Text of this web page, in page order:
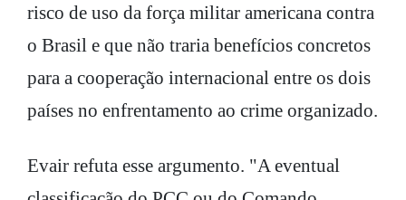
risco de uso da força militar americana contra
o Brasil e que não traria benefícios concretos
para a cooperação internacional entre os dois
países no enfrentamento ao crime organizado.
Evair refuta esse argumento. "A eventual